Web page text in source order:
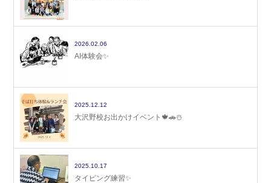
2026.02.06
AI体験会✨
2025.12.12
大沢野校お出かけイベント🍁🚗☃️
2025.10.17
タイピング練習✨